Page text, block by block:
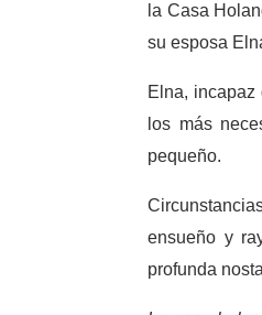
la Casa
su esposa
Elna,
los más
pequeño.
ensueño y
profunda